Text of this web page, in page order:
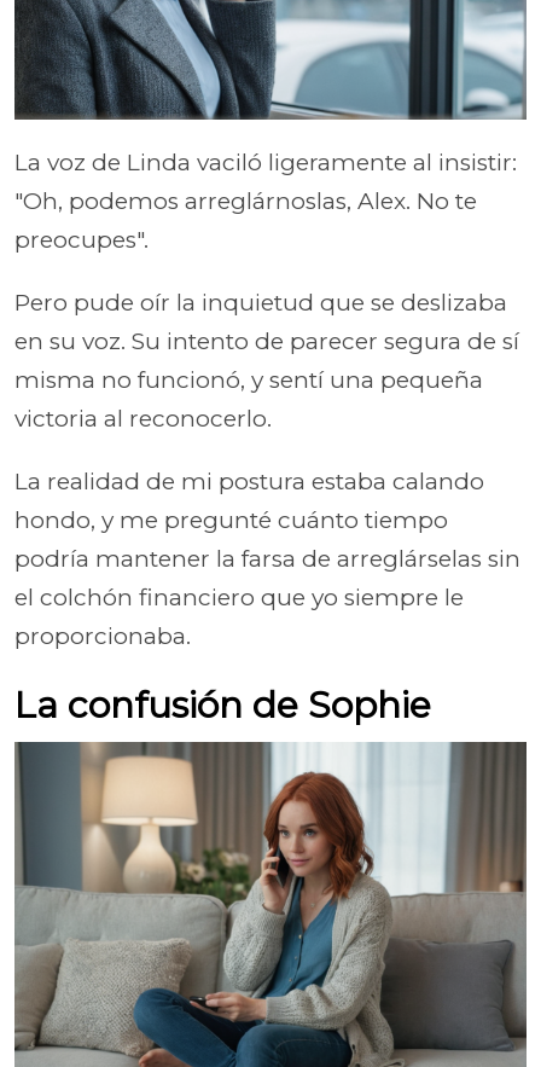
La voz de Linda vaciló ligeramente al insistir:
"Oh, podemos arreglárnoslas, Alex. No te
preocupes".
Pero pude oír la inquietud que se deslizaba
en su voz. Su intento de parecer segura de sí
misma no funcionó, y sentí una pequeña
victoria al reconocerlo.
La realidad de mi postura estaba calando
hondo, y me pregunté cuánto tiempo
podría mantener la farsa de arreglárselas sin
el colchón financiero que yo siempre le
proporcionaba.
La confusión de Sophie